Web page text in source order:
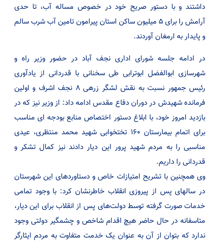
داشتند و با دستور صریح خود در خصوص مساله آب، تا حدی
آرامش را برای ۵ میلیون ساکن استان پیرامون تامین آب شرب سالم
و پایدار به ارمغان آوردند.
در ادامه جلسه شورای اداری نجف آباد در حضور وزیر راه و
شهرسازی ابوالفضل ابوترابی طی سخنانی با قدردانی از یادآوری
رئیس جمهور نسبت به نقش لشگر زرهی ۸ نجف اشرف و اولین
فرمانده شهیدش در دوران دفاع مقدس ادامه داد: از وزیر نیز که در
بازدید امروز خود، با ابلاغ دستور اختصاص منابع بودجه ای مناسب
برای اتمام بیمارستان ۱۶۰ تختخوابی شهید محمد منتظری، عیدی
مناسبی را به مردم شهید پرور این دیار دادند نیز کمال تشکر و
قدردانی را داریم.
وی همچنین با تشریح امتیازات خاص و دستاوردهای این شهرستان
در سالهای پس از پیروزی انقلاب خاطرنشان کرد: با وجود تمامی
خدمات صورت گرفته توسط دولت‌های پس از انقلاب برای این دیار،
متاسفانه در حال حاضر هیچ اقدام شاخص و چشمگیر دولتی وجود
ندارد که بتوان از آن به عنوان یک خدمت متفاوت به مردم ایثارگر